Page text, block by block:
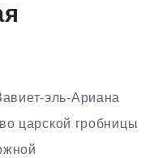
эль-Ариана
царской гробницы